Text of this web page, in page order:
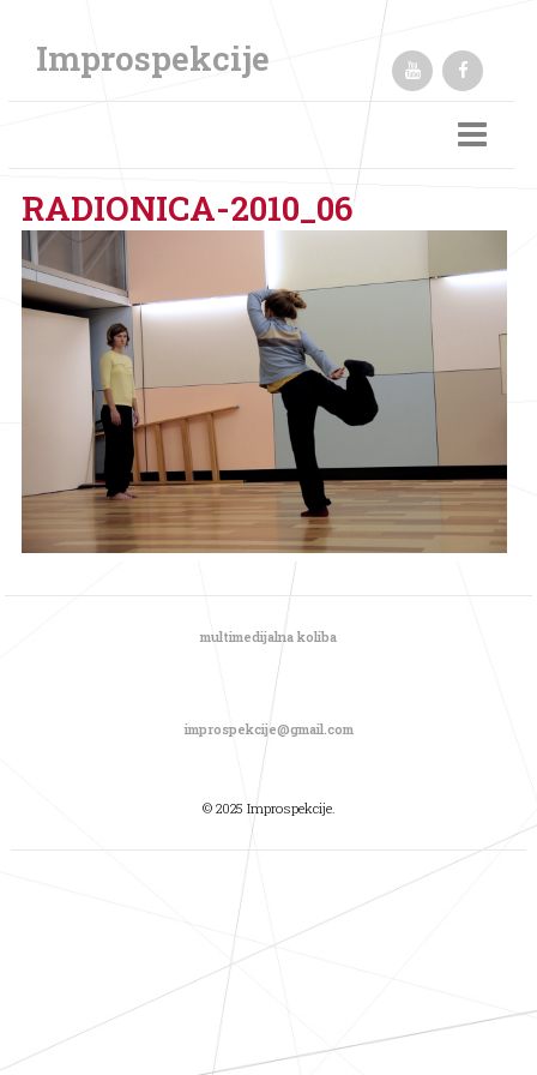
Improspekcije
Festival
Tekstovi / Publikacije / Osvrti
English
RADIONICA-2010_06
multimedijalna koliba
improspekcije@gmail.com
© 2025 Improspekcije.